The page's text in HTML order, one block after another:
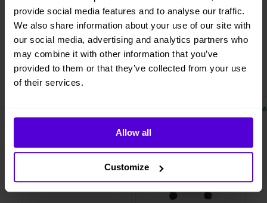
provide social media features and to analyse our traffic.
We also share information about your use of our site with
our social media, advertising and analytics partners who
may combine it with other information that you’ve
provided to them or that they’ve collected from your use
of their services.
Allow all
Customize
Helt flexibelt
1 månads
uppsägningstid
Liknande produkter